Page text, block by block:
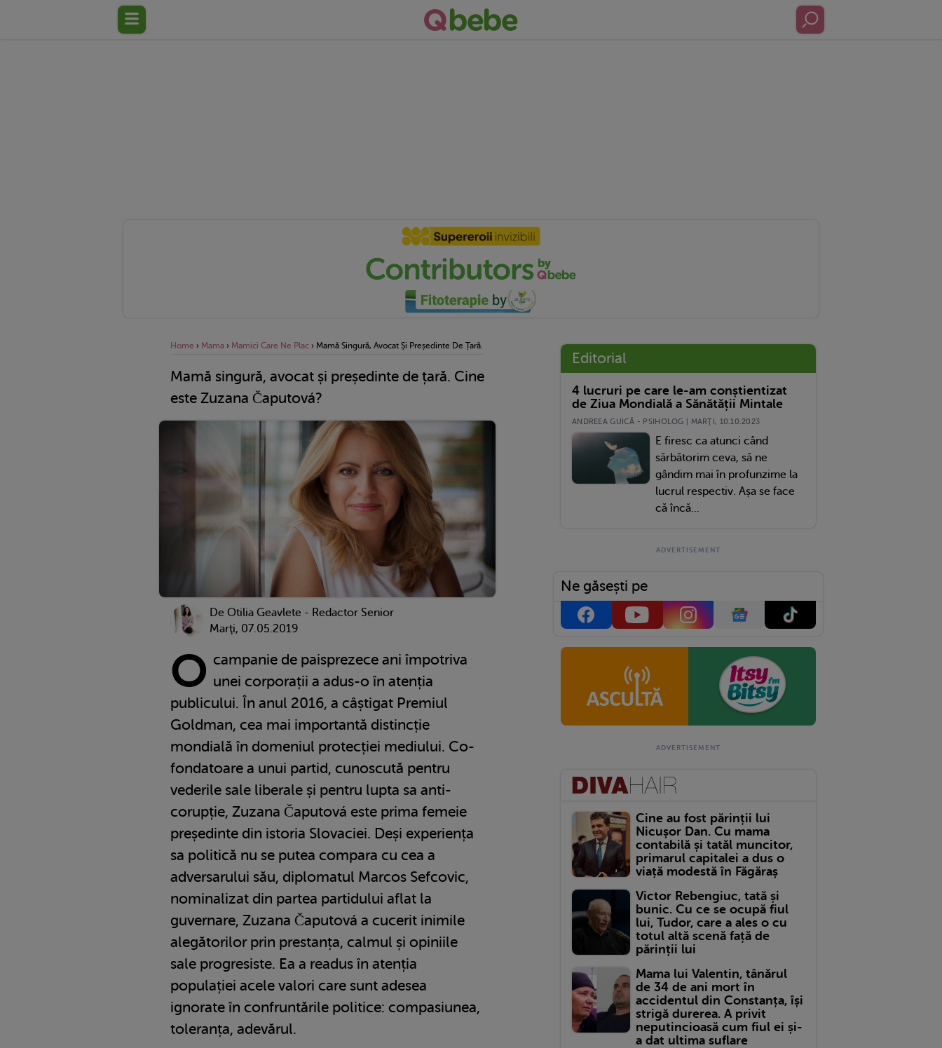
Home › Mama › Mamici Care Ne Plac › Mamă Singură, Avocat Și Președinte De Țară. Cine Este Zuzana Čaputová?
Mamă singură, avocat și președinte de țară. Cine
este Zuzana Čaputová?
De Otilia Geavlete - Redactor Senior
Marţi, 07.05.2019
O campanie de paisprezece ani împotriva
unei corporații a adus-o în atenția
publicului. În anul 2016, a câștigat Premiul
Goldman, cea mai importantă distincție
mondială în domeniul protecției mediului. Co-
fondatoare a unui partid, cunoscută pentru
vederile sale liberale și pentru lupta sa anti-
corupție, Zuzana Čaputová este prima femeie
președinte din istoria Slovaciei. Deși experiența
sa politică nu se putea compara cu cea a
adversarului său, diplomatul Marcos Sefcovic,
nominalizat din partea partidului aflat la
guvernare, Zuzana Čaputová a cucerit inimile
alegătorilor prin prestanța, calmul și opiniile
sale progresiste. Ea a readus în atenția
populației acele valori care sunt adesea
ignorate în confruntările politice: compasiunea,
toleranța, adevărul.
Editorial
4 lucruri pe care le-am conștientizat
de Ziua Mondială a Sănătății Mintale
ANDREEA GUICĂ - PSIHOLOG | MARŢI, 10.10.2023
E firesc ca atunci când
sărbătorim ceva, să ne
gândim mai în profunzime la
lucrul respectiv. Așa se face
că încă...
Ne găsești pe
Cine au fost părinții lui
Nicușor Dan. Cu mama
contabilă și tatăl muncitor,
primarul capitalei a dus o
viață modestă în Făgăraș
Victor Rebengiuc, tată și
bunic. Cu ce se ocupă fiul
lui, Tudor, care a ales o cu
totul altă scenă față de
părinții lui
Mama lui Valentin, tânărul
de 34 de ani mort în
accidentul din Constanța, își
strigă durerea. A privit
neputincioasă cum fiul ei și-
a dat ultima suflare